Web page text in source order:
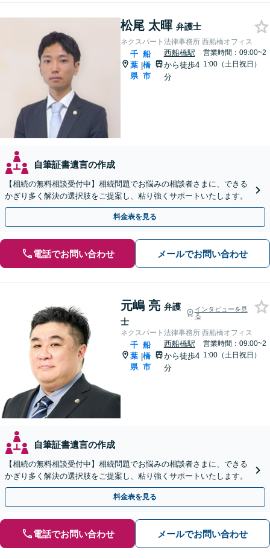
松尾 太暉 弁護士
ネクスパート法律事務所 西船橋オフィス
千
葉
県
|
船
橋
市
西船橋駅
から徒歩4
分
営業時間：09:00~2
1:00（土日祝日）
自筆証書遺言の作成
【相続の無料相談受付中】相続問題でお悩みの相談者さまに、できる
かぎり多く解決の選択肢をご提案し、粘り強くサポートいたします。
料金表を見る
電話でお問い合わせ メールでお問い合わせ
元嶋 亮 弁護
士
インタビューを見
る
ネクスパート法律事務所 西船橋オフィス
千
葉
県
|
船
橋
市
西船橋駅
から徒歩4
分
営業時間：09:00~2
1:00（土日祝日）
自筆証書遺言の作成
【相続の無料相談受付中】相続問題でお悩みの相談者さまに、できる
かぎり多く解決の選択肢をご提案し、粘り強くサポートいたします。
料金表を見る
電話でお問い合わせ メールでお問い合わせ